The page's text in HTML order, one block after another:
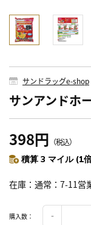
サンドラッグe-shop
サンアンドホ
398円 （税込）
積算 3 マイル (1
在庫 通常：7-11営
購入数：